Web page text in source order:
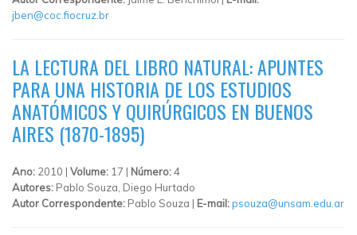
jben@coc.fiocruz.br
LA LECTURA DEL LIBRO NATURAL: APUNTES
PARA UNA HISTORIA DE LOS ESTUDIOS
ANATÓMICOS Y QUIRÚRGICOS EN BUENOS
AIRES (1870-1895)
Ano: 2010 | Volume: 17 | Número:4
Autores: Pablo Souza, Diego Hurtado
Autor Correspondente: Pablo Souza | E-mail:psouza@unsam.edu.ar